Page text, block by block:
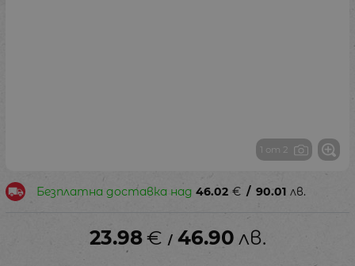
1 от 2
Безплатна доставка над 46.02 € / 90.01 лв.
23.98€ / 46.90 лв.